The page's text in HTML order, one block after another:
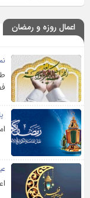
اعمال روزه و رمضان